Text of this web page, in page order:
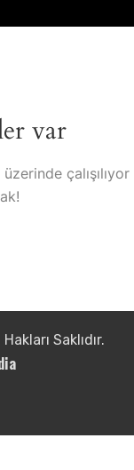
var
çalışılıyor
Saklıdır.